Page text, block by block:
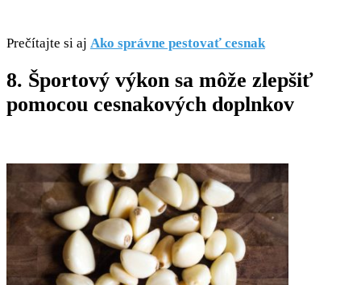
Prečítajte si aj Ako správne pestovať cesnak
8. Športový výkon sa môže zlepšiť
pomocou cesnakových doplnkov